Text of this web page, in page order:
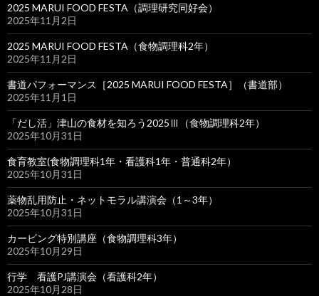
2025 MARUI FOOD FESTA（調理研究同好会）
2025年11月2日
2025 MARUI FOOD FESTA（食物調理科2年）
2025年11月2日
書道パフォーマンス［2025 MARUI FOOD FESTA］（書道部）
2025年11月1日
「だし活」津山の食材を知ろう2025Ⅲ（食物調理科2年）
2025年10月31日
食育教室(食物調理科1年・看護科1年・普通科2年）
2025年10月31日
薬物乱用防止・ネットモラル講演会（1～3年）
2025年10月31日
カービング特別講座（食物調理科3年）
2025年10月29日
行学 看護PJ講演会（看護科2年）
2025年10月28日